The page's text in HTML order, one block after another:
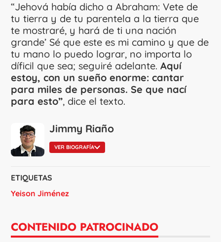
“Jehová había dicho a Abraham: Vete de
tu tierra y de tu parentela a la tierra que
te mostraré, y hará de ti una nación
grande’ Sé que este es mi camino y que de
tu mano lo puedo lograr, no importa lo
díficil que sea; seguiré adelante.Aquí
estoy, con un sueño enorme: cantar
para miles de personas. Se que nací
para esto”, dice el texto.
Jimmy Riaño
VER BIOGRAFÍA
ETIQUETAS
Yeison Jiménez
CONTENIDO PATROCINADO